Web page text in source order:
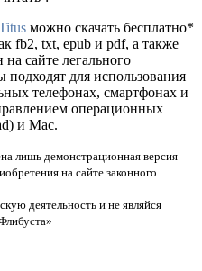
можно скачать бесплатно*
fb2, txt, epub и pdf, а также
сайте легального
для использования
телефонах, смартфонах и
операционных
и Mac.
лишь демонстрационная версия
на сайте законного
деятельность и не являйся